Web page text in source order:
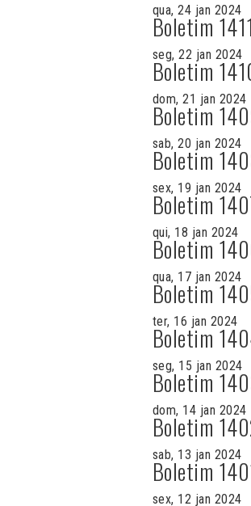
qua, 24 jan 2024
Boletim
seg, 22 jan 2024
Boletim
dom, 21 jan 2024
Boletim
sab, 20 jan 2024
Boletim
sex, 19 jan 2024
Boletim
qui, 18 jan 2024
Boletim
qua, 17 jan 2024
Boletim
ter, 16 jan 2024
Boletim
seg, 15 jan 2024
Boletim
dom, 14 jan 2024
Boletim
sab, 13 jan 2024
Boletim
sex, 12 jan 2024